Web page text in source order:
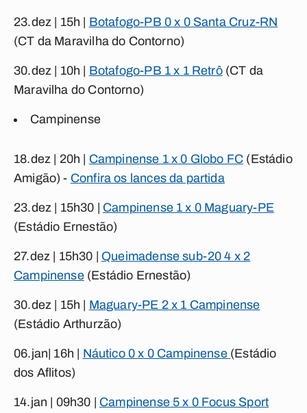
23.dez | 15h | Botafogo-PB 0 x 0 Santa Cruz-RN
(CT da Maravilha do Contorno)
30.dez | 10h | Botafogo-PB 1 x 1 Retrô(CT da
Maravilha do Contorno)
Campinense
18.dez | 20h | Campinense 1 x 0 Globo FC (Estádio
Amigão) - Confira os lances da partida
23.dez | 15h30 | Campinense 1 x 0 Maguary-PE
(Estádio Ernestão)
27.dez | 15h30 | Queimadense sub-20 4 x 2
Campinense(Estádio Ernestão)
30.dez | 15h | Maguary-PE 2 x 1 Campinense
(Estádio Arthurzão)
06.jan| 16h | Náutico 0 x 0 Campinense (Estádio
dos Aflitos)
14.jan | 09h30 | Campinense 5 x 0 Focus Sport